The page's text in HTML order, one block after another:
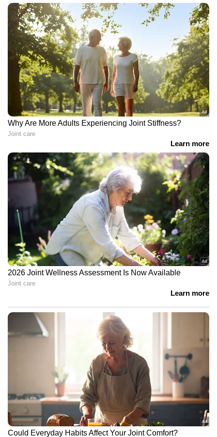
തമ്മിലടിച്ച് വൈദികർ; പിറവത്ത്
പള്ളിക്കുള്ളിൽ ഓര്‍ത്തഡോക്സ്-
യാക്കോബായ സംഘര്‍ഷം
ടി.ജി.മോഹൻദാസ് കസ്റ്റഡിയിൽ;
നാളെ കോടതിയിൽ ഹാജരാക്കും